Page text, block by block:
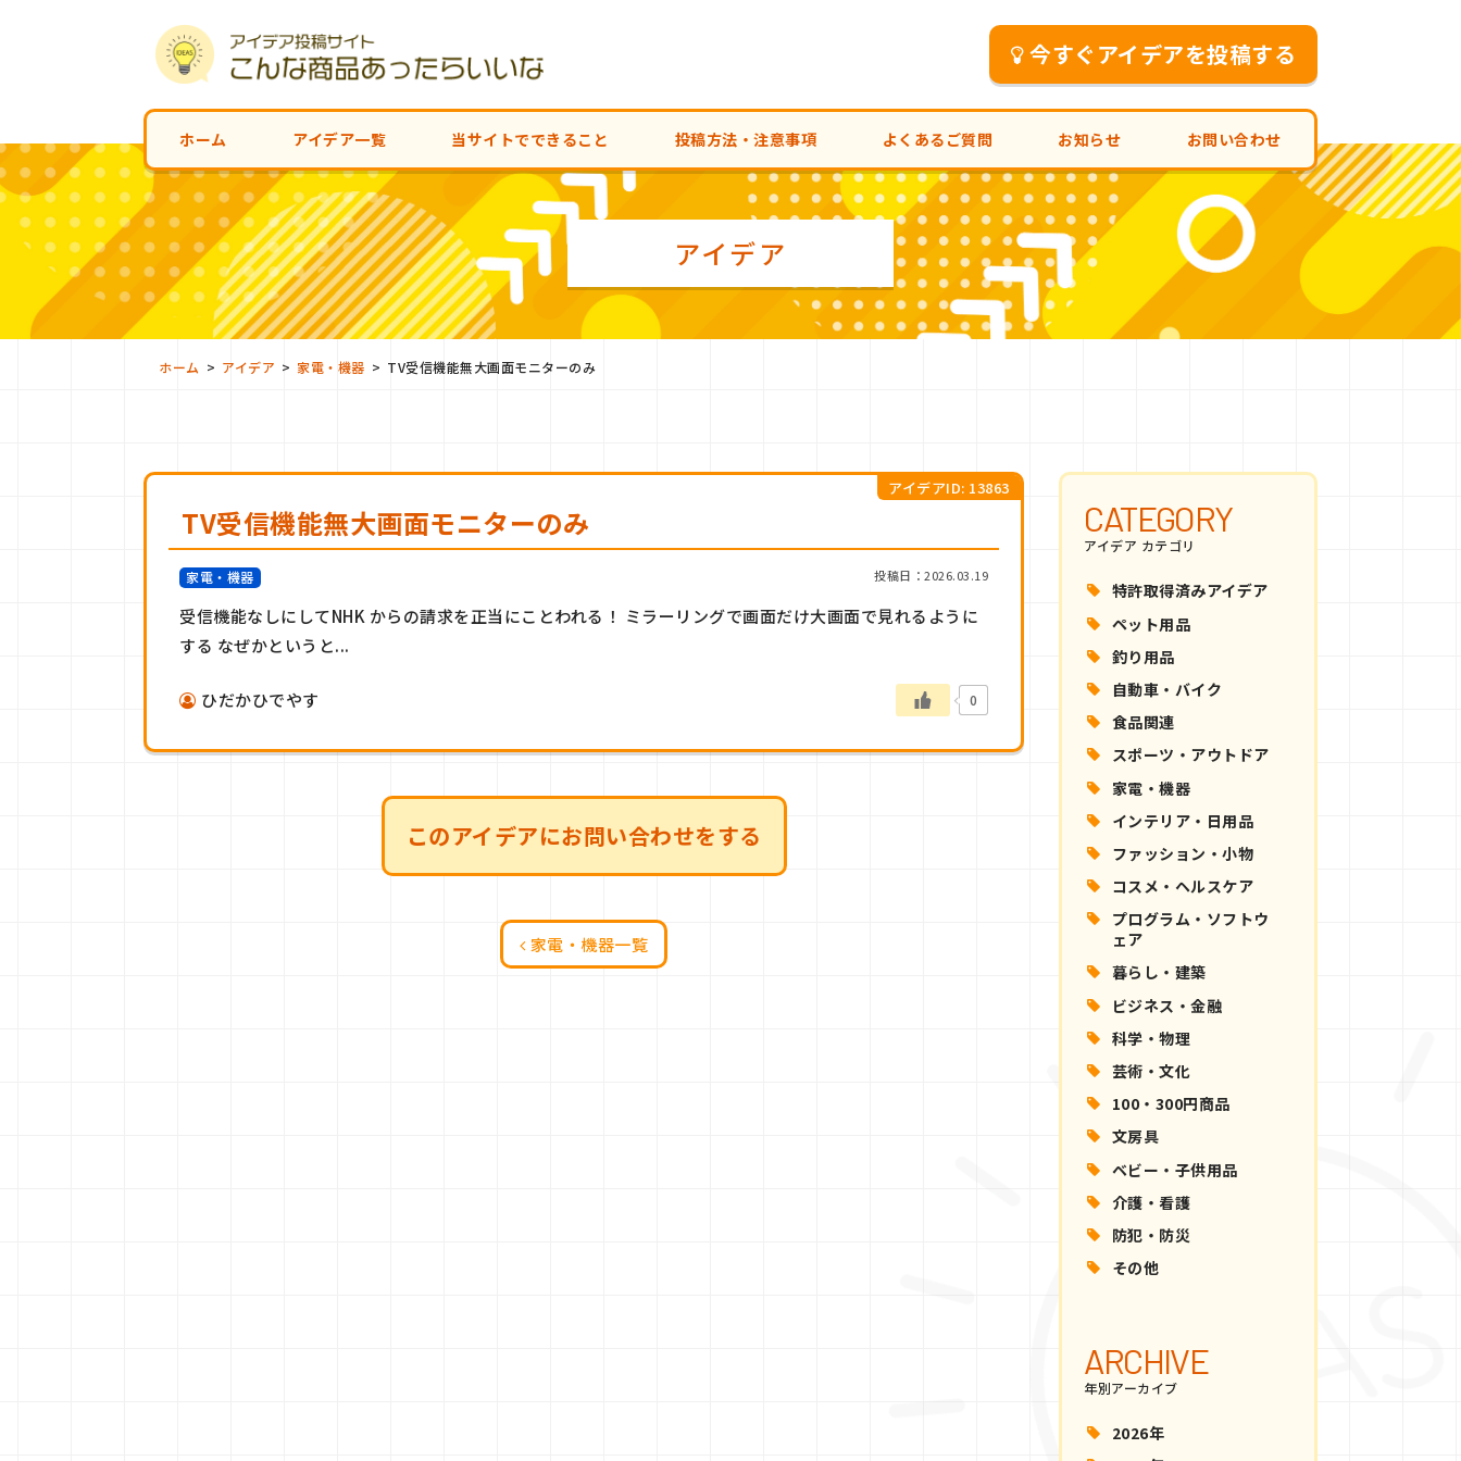
今すぐアイデアを投稿する
ホーム アイデア一覧 当サイトでできること 投稿方法・注意事項 よくあるご質問 お知らせ お問い合わせ
アイデア
ホーム > アイデア > 家電・機器 > TV受信機能無大画面モニターのみ
TV受信機能無大画面モニターのみ
アイデアID: 13863
家電・機器 投稿日：2026.03.19
受信機能なしにしてNHK からの請求を正当にことわれる！ ミラーリングで画面だけ大画面で見れるように
する なぜかというと...
ひだかひでやす 0
このアイデアにお問い合わせをする
家電・機器一覧
CATEGORY
アイデア カテゴリ
特許取得済みアイデア
ペット用品
釣り用品
自動車・バイク
食品関連
スポーツ・アウトドア
家電・機器
インテリア・日用品
ファッション・小物
コスメ・ヘルスケア
プログラム・ソフトウ
ェア
暮らし・建築
ビジネス・金融
科学・物理
芸術・文化
100・300円商品
文房具
ベビー・子供用品
介護・看護
防犯・防災
その他
ARCHIVE
年別アーカイブ
2026年